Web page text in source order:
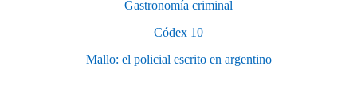
Gastronomía criminal
Códex 10
Mallo: el policial escrito en argentino